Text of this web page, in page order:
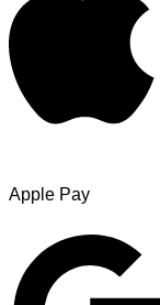
Apple Pay